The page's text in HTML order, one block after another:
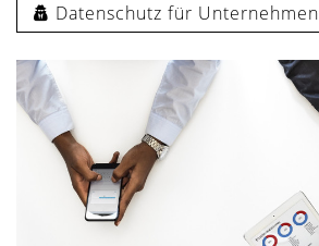
Datenschutz für Unternehmen